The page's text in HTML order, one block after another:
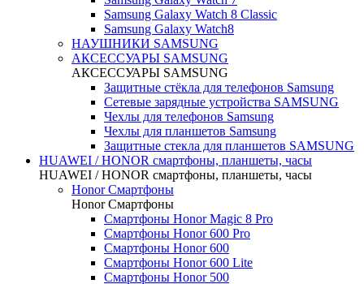
Samsung Galaxy Watch 8 Classic
Samsung Galaxy Watch8
НАУШНИКИ SAMSUNG
АКСЕССУАРЫ SAMSUNG
АКСЕССУАРЫ SAMSUNG
Защитные стёкла для телефонов Samsung
Сетевые зарядные устройства SAMSUNG
Чехлы для телефонов Samsung
Чехлы для планшетов Samsung
Защитные стекла для планшетов SAMSUNG
HUAWEI / HONOR cмартфоны, планшеты, часы
HUAWEI / HONOR cмартфоны, планшеты, часы
Honor Смартфоны
Honor Смартфоны
Смартфоны Honor Magic 8 Pro
Смартфоны Honor 600 Pro
Смартфоны Honor 600
Смартфоны Honor 600 Lite
Смартфоны Honor 500